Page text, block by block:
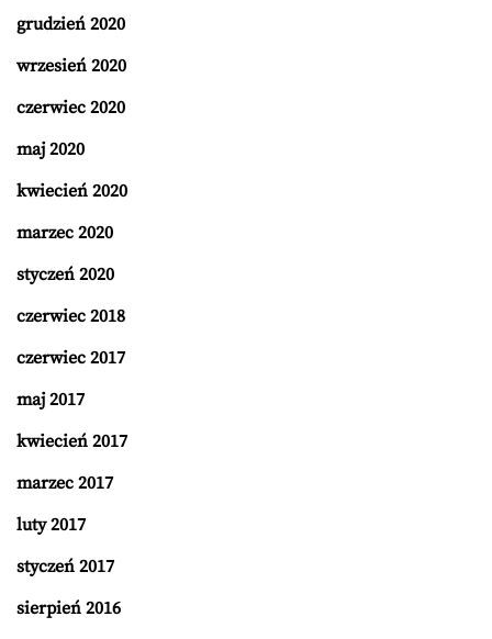
grudzień 2020
wrzesień 2020
czerwiec 2020
maj 2020
kwiecień 2020
marzec 2020
styczeń 2020
czerwiec 2018
czerwiec 2017
maj 2017
kwiecień 2017
marzec 2017
luty 2017
styczeń 2017
sierpień 2016